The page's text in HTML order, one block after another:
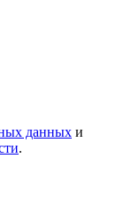
данных и
.